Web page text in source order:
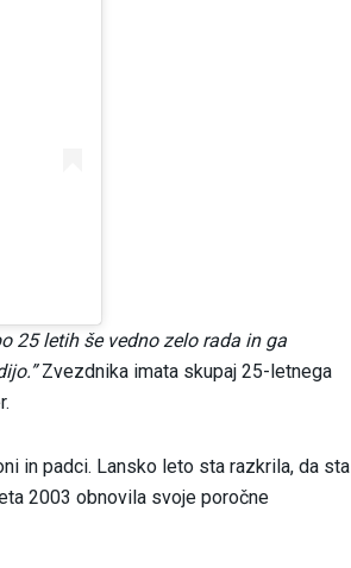
25 letih še vedno zelo rada in ga
Zvezdnika imata skupaj 25-letnega
in padci. Lansko leto sta razkrila, da sta
2003 obnovila svoje poročne